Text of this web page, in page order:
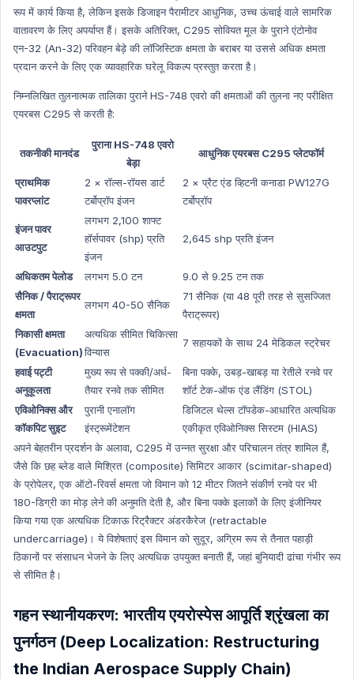
Health Hindi
Ncert Concept
Ncert Concept Hindi
Education Hindi
रूप में कार्य किया है, लेकिन इसके डिजाइन पैरामीटर आधुनिक, उच्च ऊंचाई वाले सामरिक
वातावरण के लिए अपर्याप्त हैं। इसके अतिरिक्त, C295 सोवियत मूल के पुराने एंटोनोव
एन-32 (An-32) परिवहन बेड़े की लॉजिस्टिक क्षमता के बराबर या उससे अधिक क्षमता
प्रदान करने के लिए एक व्यावहारिक घरेलू विकल्प प्रस्तुत करता है।
निम्नलिखित तुलनात्मक तालिका पुराने HS-748 एवरो की क्षमताओं की तुलना नए परीक्षित
एयरबस C295 से करती है:
तकनीकी मानदंड
पुराना HS-748 एवरो
बेड़ा
आधुनिक एयरबस C295 प्लेटफॉर्म
प्राथमिक
पावरप्लांट
2 × रॉल्स-रॉयस डार्ट
टर्बोप्रॉप इंजन
2 × प्रैट एंड व्हिटनी कनाडा PW127G
टर्बोप्रॉप
इंजन पावर
आउटपुट
लगभग 2,100 शाफ्ट
हॉर्सपावर (shp) प्रति
इंजन
2,645 shp प्रति इंजन
अधिकतम पेलोड लगभग 5.0 टन
9.0 से 9.25 टन तक
सैनिक / पैराट्रूपर
क्षमता
लगभग 40-50 सैनिक
71 सैनिक (या 48 पूरी तरह से सुसज्जित
पैराट्रूपर)
निकासी क्षमता
(Evacuation)
अत्यधिक सीमित चिकित्सा
विन्यास
7 सहायकों के साथ 24 मेडिकल स्ट्रेचर
हवाई पट्टी
अनुकूलता
मुख्य रूप से पक्की/अर्ध-
तैयार रनवे तक सीमित
बिना पक्के, उबड़-खाबड़ या रेतीले रनवे पर
शॉर्ट टेक-ऑफ एंड लैंडिंग (STOL)
एविओनिक्स और
कॉकपिट सुइट
पुरानी एनालॉग
इंस्ट्रूमेंटेशन
डिजिटल थेल्स टॉपडेक-आधारित अत्यधिक
एकीकृत एविओनिक्स सिस्टम (HIAS)
अपने बेहतरीन प्रदर्शन के अलावा, C295 में उन्नत सुरक्षा और परिचालन तंत्र शामिल हैं,
जैसे कि छह ब्लेड वाले मिश्रित (composite) सिमिटर आकार (scimitar-shaped)
के प्रोपेलर, एक ऑटो-रिवर्स क्षमता जो विमान को 12 मीटर जितने संकीर्ण रनवे पर भी
180-डिग्री का मोड़ लेने की अनुमति देती है, और बिना पक्के इलाकों के लिए इंजीनियर
किया गया एक अत्यधिक टिकाऊ रिट्रैक्टर अंडरकैरेज (retractable
undercarriage)। ये विशेषताएं इस विमान को सुदूर, अग्रिम रूप से तैनात पहाड़ी
ठिकानों पर संसाधन भेजने के लिए अत्यधिक उपयुक्त बनाती हैं, जहां बुनियादी ढांचा गंभीर रूप
से सीमित है।
गहन स्थानीयकरण: भारतीय एयरोस्पेस आपूर्ति श्रृंखला का
पुनर्गठन (Deep Localization: Restructuring
the Indian Aerospace Supply Chain)